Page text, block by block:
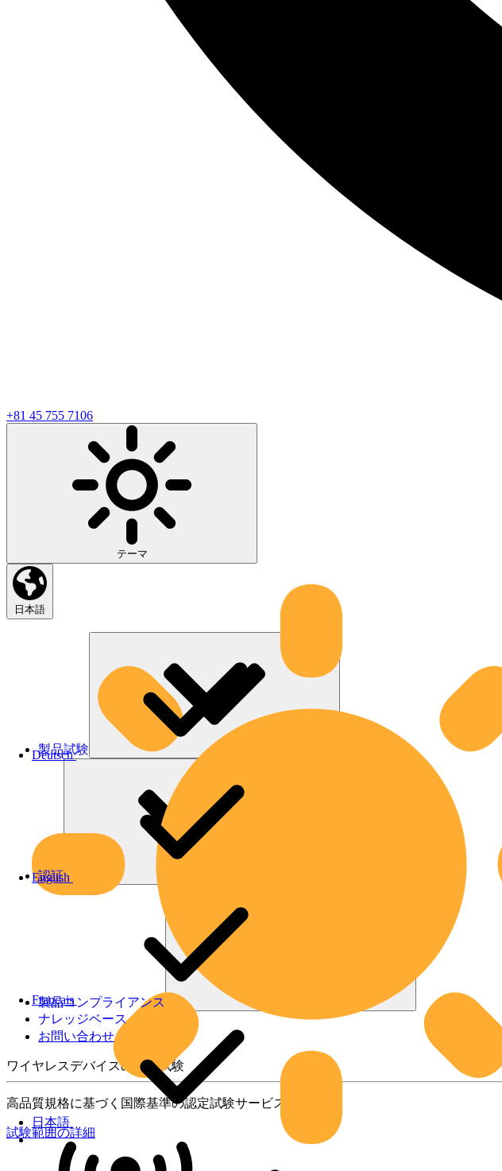
+81 45 755 7106
テーマ
日本語
Deutsch
English
Français
日本語
製品試験
認証
製品コンプライアンス
ナレッジベース
お問い合わせ
ワイヤレスデバイスの製品試験
高品質規格に基づく国際基準の認定試験サービス
試験範囲の詳細